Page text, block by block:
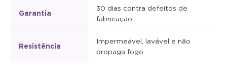
Garantia
30 dias contra defeitos de
fabricação
Resistência
Impermeável, lavável e não
propaga fogo